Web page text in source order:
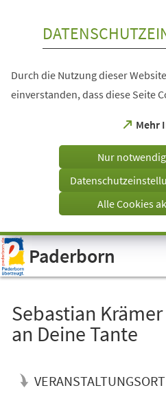
Visuelle
Assistenzsoftware
öffnen.
Durch die Nutzung dieser
einverstanden, dass diese Seite
Mehr
(Öffnet
einem
Tab)
Nur
Alle Cookies
Paderborn
Sebastian
an Deine Tante
VERANSTALTUNGSORT